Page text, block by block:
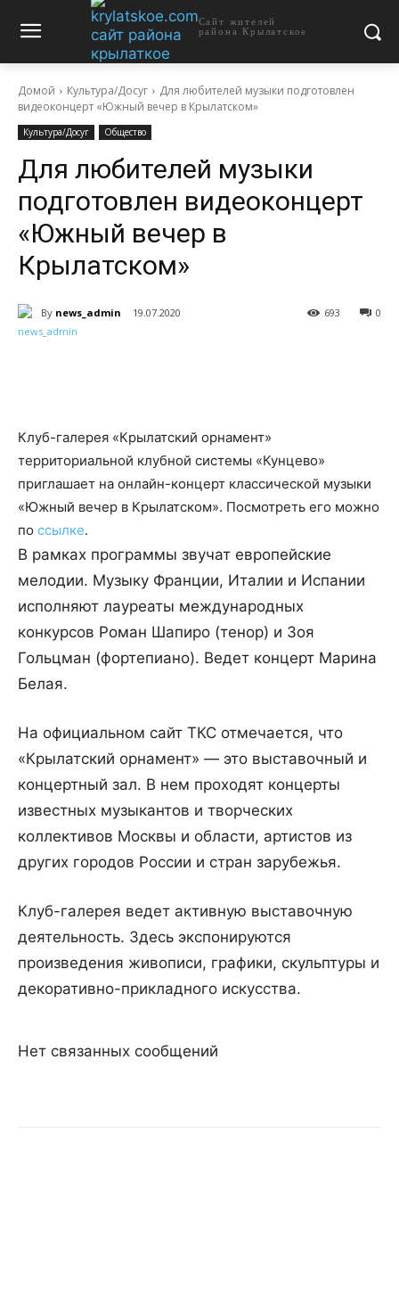
Сайт жителей
района Крылатское
Домой Культура/Досуг
Для любителей музыки подготовлен
видеоконцерт «Южный вечер в Крылатском»
Культура/Досуг Общество
Для любителей музыки
подготовлен видеоконцерт
«Южный вечер в
Крылатском»
By news_admin 19.07.2020 0
693
Клуб-галерея «Крылатский орнамент»
территориальной клубной системы «Кунцево»
приглашает на онлайн-концерт классической музыки
«Южный вечер в Крылатском». Посмотреть его можно
по ссылке.
В рамках программы звучат европейские
мелодии. Музыку Франции, Италии и Испании
исполняют лауреаты международных
конкурсов Роман Шапиро (тенор) и Зоя
Гольцман (фортепиано). Ведет концерт Марина
Белая.
На официальном сайт ТКС отмечается, что
«Крылатский орнамент» — это выставочный и
концертный зал. В нем проходят концерты
известных музыкантов и творческих
коллективов Москвы и области, артистов из
других городов России и стран зарубежья.
Клуб-галерея ведет активную выставочную
деятельность. Здесь экспонируются
произведения живописи, графики, скульптуры и
декоративно-прикладного искусства.
Нет связанных сообщений